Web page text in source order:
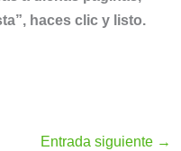
haces clic y listo.
Entrada siguiente →